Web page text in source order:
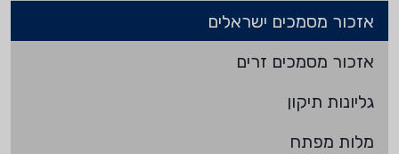
אזכור מסמכים ישראלים
אזכור מסמכים זרים
גליונות תיקון
מלות מפתח